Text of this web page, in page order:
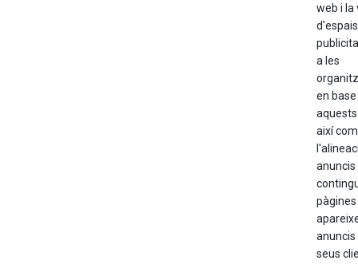
web i la
d'espais
a les
en base
així com
anuncis
anuncis
seus